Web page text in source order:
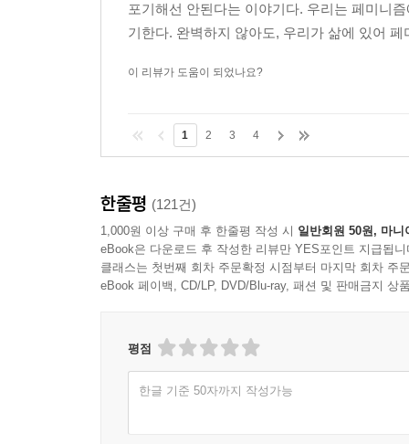
포기해선 안된다는 이야기다. 우리는 페미니
기한다. 완벽하지 않아도, 우리가 삶에 있어
이 리뷰가 도움이 되었나요?
1 2 3 4
한줄평 (121건)
1,000원 이상 구매 후 한줄평 작성 시 일반회원 50원, 마니
eBook은 다운로드 후 작성한 리뷰만 YES포인트 지급됩니
클래스는 첫번째 회차 주문확정 시점부터 마지막 회차 주
eBook 페이백, CD/LP, DVD/Blu-ray, 패션 및 판매금지 상
평점
한글 기준 50자까지 작성가능